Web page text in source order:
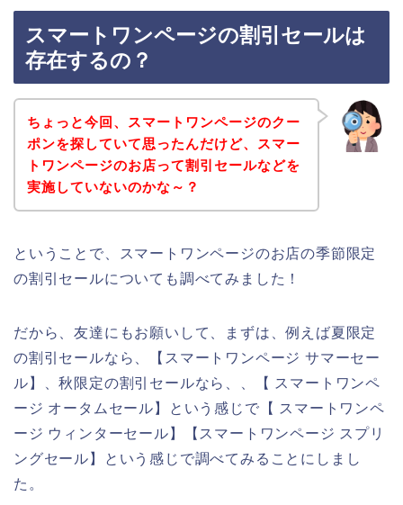
スマートワンページの割引セールは
存在するの？
ちょっと今回、スマートワンページのクー
ポンを探していて思ったんだけど、スマー
トワンページのお店って割引セールなどを
実施していないのかな～？
ということで、スマートワンページのお店の季節限定
の割引セールについても調べてみました！
だから、友達にもお願いして、まずは、例えば夏限定
の割引セールなら、【スマートワンページ サマーセー
ル】、秋限定の割引セールなら、、【 スマートワンペ
ージ オータムセール】という感じで【 スマートワンペ
ージ ウィンターセール】【スマートワンページ スプリ
ングセール】という感じで調べてみることにしまし
た。